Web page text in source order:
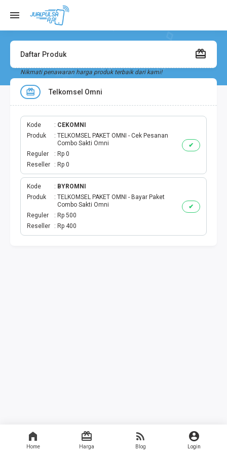
Home Harga Blog Login
Daftar Produk
Nikmati penawaran harga produk terbaik dari kami!
Telkomsel Omni
✔
Kode
CEKOMNI
Produk
TELKOMSEL PAKET OMNI - Cek Pesanan
Combo Sakti Omni
Reguler
Rp 0
Reseller
Rp 0
✔
Kode
BYROMNI
Produk
TELKOMSEL PAKET OMNI - Bayar Paket
Combo Sakti Omni
Reguler
Rp 500
Reseller
Rp 400